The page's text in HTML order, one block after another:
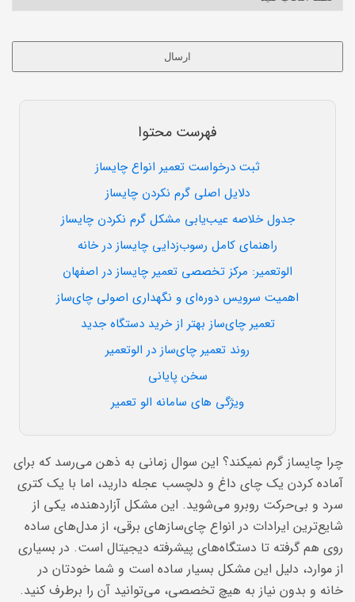
ارسال
قسمت
فهرست محتوا
ثبت درخواست تعمیر انواع چایساز
دلایل اصلی گرم نکردن چایساز
جدول خلاصه عیب‌یابی مشکل گرم نکردن چایساز
راهنمای کامل رسوب‌زدایی چایساز در خانه
الوتعمیر: مرکز تخصصی تعمیر چایساز در اصفهان
اهمیت سرویس دوره‌ای و نگهداری اصولی چای‌ساز
تعمیر چای‌ساز بهتر از خرید دستگاه جدید
روند تعمیر چای‌ساز در الوتعمیر
سخن پایانی
ویژگی های سامانه الو تعمیر
چرا چایساز گرم نمیکند؟ این سوال زمانی به ذهن می‌رسد که برای
آماده کردن یک چای داغ و دلچسب عجله دارید، اما با یک کتری
سرد و بی‌حرکت روبرو می‌شوید. این مشکل آزاردهنده، یکی از
شایع‌ترین ایرادات در انواع چای‌سازهای برقی، از مدل‌های ساده
روی هم گرفته تا دستگاه‌های پیشرفته دیجیتال است. در بسیاری
از موارد، دلیل این مشکل بسیار ساده است و شما خودتان در
خانه و بدون نیاز به هیچ تخصصی، می‌توانید آن را برطرف کنید.